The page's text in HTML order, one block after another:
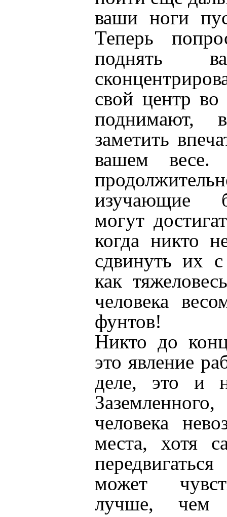
ваши ноги
Теперь
поднять
свой центр во
поднимают,
заметить
вашем весе.
изучающие
могут
когда никто
сдвинуть их
как
человека
фунтов!
Никто до
это явление
деле, это и
человека
места, хотя
может
лучше, чем